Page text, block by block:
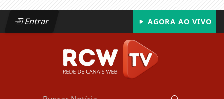
Entrar AGORA AO VIVO